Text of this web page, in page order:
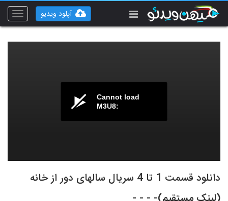
Toggle
آپلود ویدیو
Cannot load
M3U8:
دانلود قسمت 1 تا 4 سریال سالهای دور از خانه